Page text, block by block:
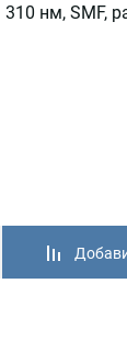
нм, SMF,